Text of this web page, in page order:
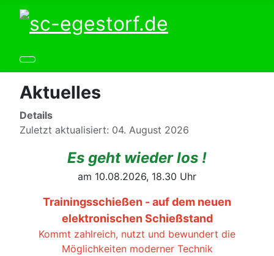
Aktuelles
Details
Zuletzt aktualisiert: 04. August 2026
Es geht wieder los !
am 10.08.2026, 18.30 Uhr
Trainingsschießen - auf dem neuen
elektronischen Schießstand
Kommt zahlreich, nutzt und bewundert die
Möglichkeiten moderner Technik